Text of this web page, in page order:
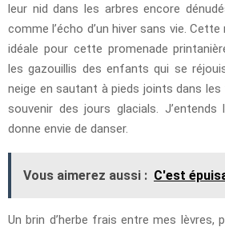
leur nid dans les arbres encore
comme l’écho d’un hiver sans vie.
idéale pour cette promenade
les gazouillis des enfants qui se
neige en sautant à pieds joints dans les
souvenir des jours glacials.
donne envie de danser.
Vous aimerez aussi : C'est
Un brin d’herbe frais entre mes lèvres,